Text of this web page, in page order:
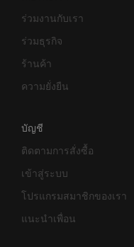
ร่วมงานกับเรา
ร่วมธุรกิจ
ร้านค้า
ความยั่งยืน
บัญชี
ติดตามการสั่งซื้อ
เข้าสู่ระบบ
โปรแกรมสมาชิกของเรา
แนะนำเพื่อน